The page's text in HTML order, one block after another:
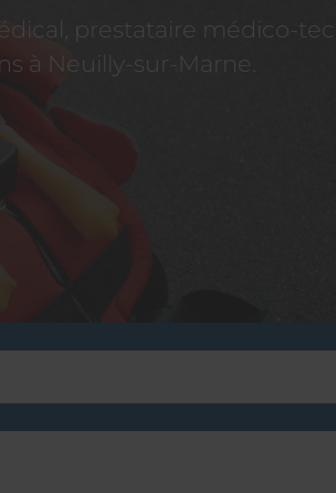
prestataire médico-
à Neuilly-sur-Marne.